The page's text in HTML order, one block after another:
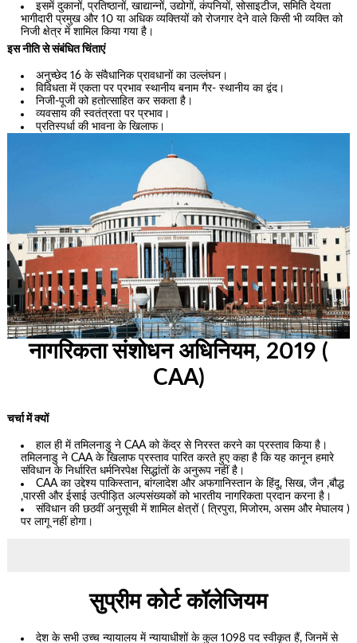
इसमें दुकानों, प्रतिष्ठानों, खाद्यान्नों, उद्योगों, कंपनियों, सोसाइटीज, समिति देयता
भागीदारी प्रमुख और 10 या अधिक व्यक्तियों को रोजगार देने वाले किसी भी व्यक्ति को
निजी क्षेत्र में शामिल किया गया है।
इस नीति से संबंधित चिंताएं
अनुच्छेद 16 के संवैधानिक प्रावधानों का उल्लंघन।
विविधता में एकता पर प्रभाव स्थानीय बनाम गैर- स्थानीय का द्वंद।
निजी-पूजी को हतोत्साहित कर सकता है।
व्यवसाय की स्वतंत्रता पर प्रभाव।
प्रतिस्पर्धा की भावना के खिलाफ।
नागरिकता संशोधन अधिनियम, 2019 (
CAA)
चर्चा में क्यों
हाल ही में तमिलनाडु ने CAA को केंद्र से निरस्त करने का प्रस्ताव किया है।
तमिलनाडु ने CAA के खिलाफ प्रस्ताव पारित करते हुए कहा है कि यह कानून हमारे
संविधान के निर्धारित धर्मनिरपेक्ष सिद्धांतों के अनुरूप नहीं है।
CAA का उद्देश्य पाकिस्तान, बांग्लादेश और अफगानिस्तान के हिंदू, सिख, जैन ,बौद्ध
,पारसी और ईसाई उत्पीड़ित अल्पसंख्यकों को भारतीय नागरिकता प्रदान करना है।
संविधान की छठवीं अनुसूची में शामिल क्षेत्रों ( त्रिपुरा, मिजोरम, असम और मेघालय )
पर लागू नहीं होगा।
सुप्रीम कोर्ट कॉलेजियम
देश के सभी उच्च न्यायालय में न्यायाधीशों के कुल 1098 पद स्वीकृत हैं, जिनमें से